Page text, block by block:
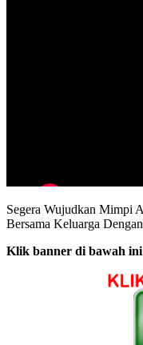
Segera Wujudkan Mimpi
Bersama Keluarga
Klik banner di bawah